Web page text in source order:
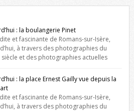
vestiges du couvent des Capucins !
: la boulangerie Pinet
et fascinante de Romans-sur-Isère,
à travers des photographies du
siècle et des photographies actuelles
cadre ! A l’angle de la place Jean
(à côté d’Intermarché), à Romans. La
dans le […]
: la place Ernest Gailly vue depuis la
et fascinante de Romans-sur-Isère,
à travers des photographies du